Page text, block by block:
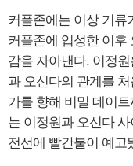
커플존에는 이상 기류
커플존에 입성한 이후
감을 자아낸다. 이정
과 오신다의 관계를
가를 향해 비밀 데이
는 이정원과 오신다
전선에 빨간불이 예고